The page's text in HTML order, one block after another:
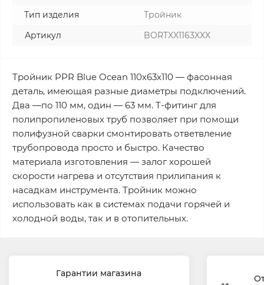
Тип изделия
Тройник
Артикул
BORTXX1163XXX
Тройник PPR Blue Ocean 110х63х110 — фасонная
деталь, имеющая разные диаметры подключений.
Два —по 110 мм, один — 63 мм. Т-фитинг для
полипропиленовых труб позволяет при помощи
полифузной сварки смонтировать ответвление
трубопровода просто и быстро. Качество
материала изготовления — залог хорошей
скорости нагрева и отсутствия прилипания к
насадкам инструмента. Тройник можно
использовать как в системах подачи горячей и
холодной воды, так и в отопительных.
Гарантии магазина